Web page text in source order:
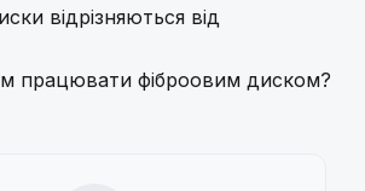
відрізняються від
працювати фіброовим диском?